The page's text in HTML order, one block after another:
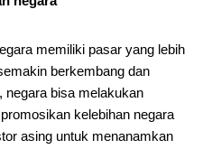
memiliki pasar yang lebih
berkembang dan
negara bisa melakukan
kelebihan negara
asing untuk menanamkan